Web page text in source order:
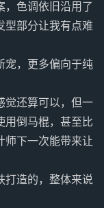
，色调依旧沿用了
型部分让我有点难
宠，更多偏向于纯
觉还算可以，但一
倒马棍，甚至比
师下一次能带来让
打造的，整体来说